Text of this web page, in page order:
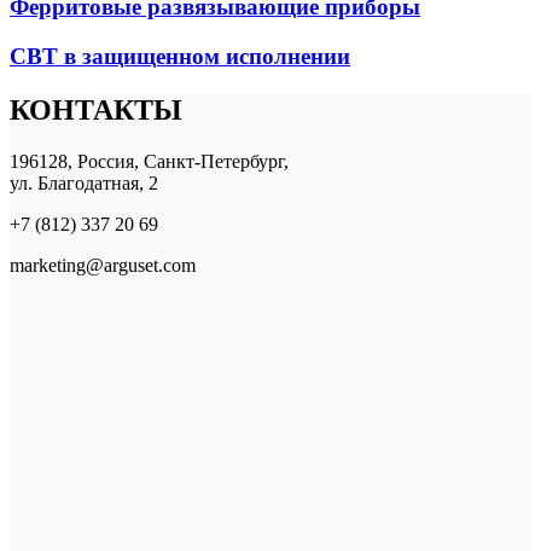
Ферритовые развязывающие приборы
СВТ в защищенном исполнении
КОНТАКТЫ
196128, Россия, Санкт-Петербург,
ул. Благодатная, 2
+7 (812) 337 20 69
marketing@arguset.com